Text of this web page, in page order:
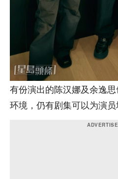
有份演出的陈汉娜及余逸
环境，仍有剧集可以为演员